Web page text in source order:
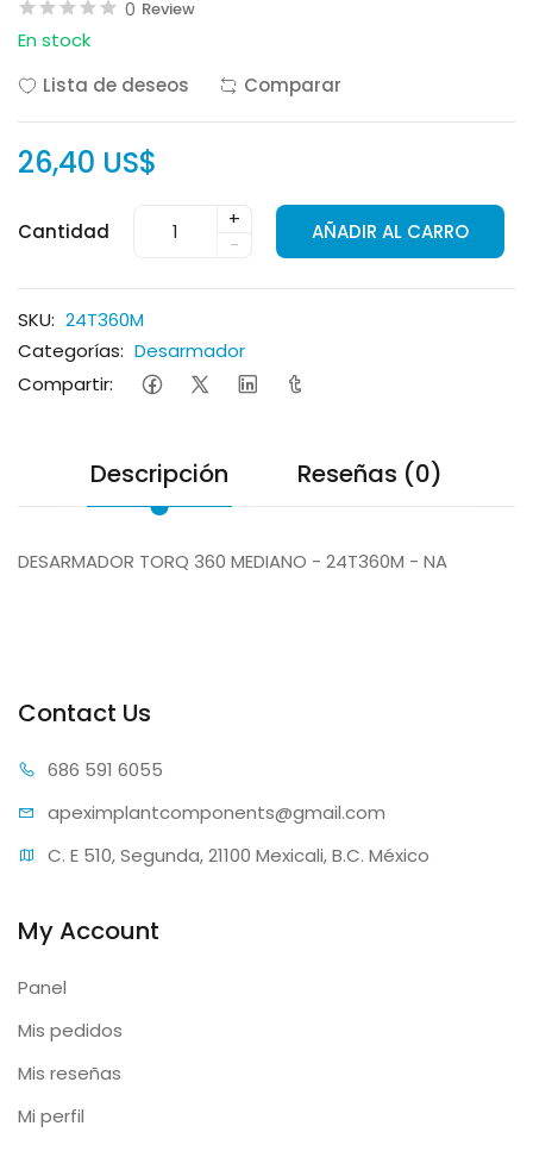
0 Review
En stock
Lista de deseos
Comparar
26,40 US$
Cantidad
+
-
AÑADIR AL CARRO
SKU: 24T360M
Categorías: Desarmador
Compartir:
Descripción Reseñas (0)
DESARMADOR TORQ 360 MEDIANO - 24T360M - NA
Contact Us
686 591 6055
apeximplantcomponents@gmail.com
C. E 510, Segunda, 21100 Mexicali, B.C. México
My Account
Panel
Mis pedidos
Mis reseñas
Mi perfil